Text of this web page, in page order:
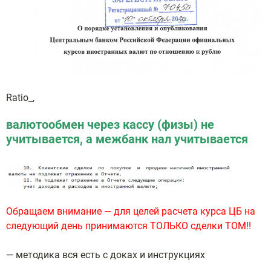
Ratio_,
валютообмен через кассу (физы) не
учитывается, а межбанк нал учитывается
Обращаем внимание — для целей расчета курса ЦБ на
следующий день принимаются ТОЛЬКО сделки ТОМ!!
— методика вся есть с доках и инструкциях